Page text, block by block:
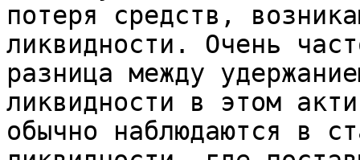
потеря средств,
ликвидности. Очень
разница между
ликвидности в этом
обычно наблюдаются в